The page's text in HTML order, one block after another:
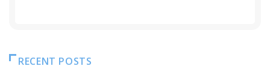
RECENT POSTS